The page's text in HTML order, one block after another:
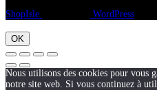
ShopIsle
WordPress
OK
Nous utilisons des cookies pour vous
notre site web. Si vous continuez à